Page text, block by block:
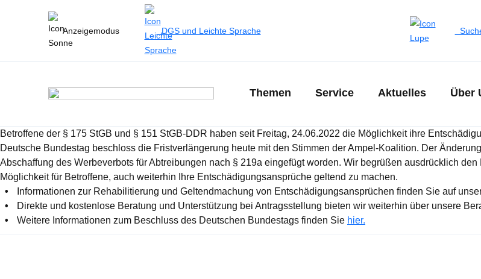
Anzeigemodus DGS und Leichte Sprache
Themen Service Aktuelles Über
Betroffene der § 175 StGB und § 151 StGB-DDR haben seit Freitag, 24.06.2022 die Möglichkeit ihre
Deutsche Bundestag beschloss die Fristverlängerung heute mit den Stimmen der Ampel-Koalition. Der
Abschaffung des Werbeverbots für Abtreibungen nach § 219a eingefügt worden. Wir begrüßen ausdrücklich
Möglichkeit für Betroffene, auch weiterhin Ihre Entschädigungsansprüche geltend zu machen.
Informationen zur Rehabilitierung und Geltendmachung von Entschädigungsansprüchen finden Sie auf
Direkte und kostenlose Beratung und Unterstützung bei Antragsstellung bieten wir weiterhin über unsere
Weitere Informationen zum Beschluss des Deutschen Bundestags finden Sie hier.